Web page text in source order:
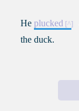
He plucked
the duck.